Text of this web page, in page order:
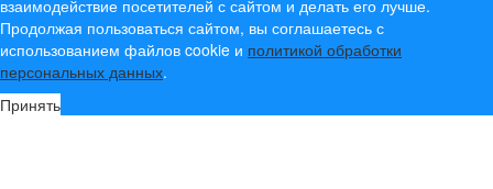
взаимодействие посетителей с сайтом и делать его лучше.
Продолжая пользоваться сайтом, вы соглашаетесь с
использованием файлов cookie и политикой обработки
персональных данных.
Принять